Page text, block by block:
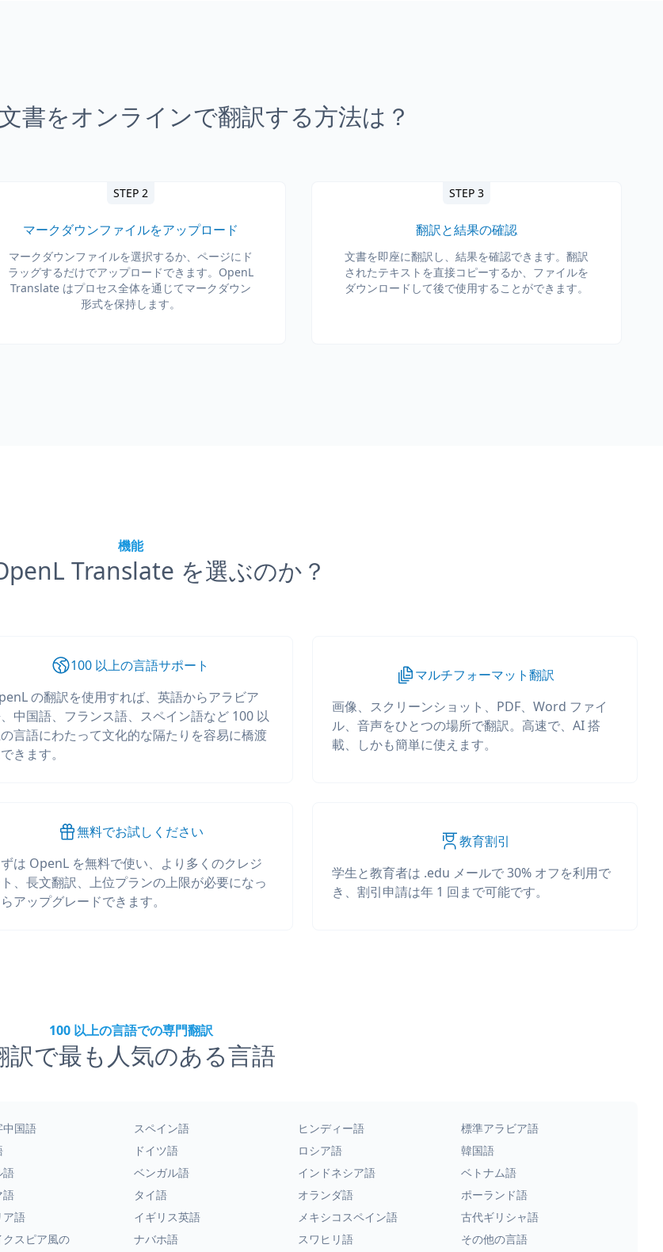
書をオンラインで翻訳する方法は？
STEP 2
マークダウンファイルをアップロード
マークダウンファイルを選択するか、ページにド
ラッグするだけでアップロードできます。OpenL
Translate はプロセス全体を通じてマークダウン
形式を保持します。
STEP 3
翻訳と結果の確認
文書を即座に翻訳し、結果を確認できます。翻訳
されたテキストを直接コピーするか、ファイルを
ダウンロードして後で使用することができます。
機能
Translate を選ぶのか？
100 以上の言語サポート
の翻訳を使用すれば、英語からアラビア
中国語、フランス語、スペイン語など 100 以
言語にわたって文化的な隔たりを容易に橋渡
きます。
マルチフォーマット翻訳
画像、スクリーンショット、PDF、Word ファイ
ル、音声をひとつの場所で翻訳。高速で、AI 搭
載、しかも簡単に使えます。
無料でお試しください
ずは OpenL を無料で使い、より多くのクレジ
、長文翻訳、上位プランの上限が必要になっ
アップグレードできます。
教育割引
学生と教育者は .edu メールで 30% オフを利用で
き、割引申請は年 1 回まで可能です。
100 以上の言語での専門翻訳
訳で最も人気のある言語
中国語 スペイン語 ヒンディー語
標準アラビア語
ドイツ語 ロシア語
韓国語
語 ベンガル語 インドネシア語
ベトナム語
語 タイ語 オランダ語
ポーランド語
ア語 イギリス英語 メキシコスペイン語
古代ギリシャ語
クスピア風の ナバホ語 スワヒリ語 その他の言語